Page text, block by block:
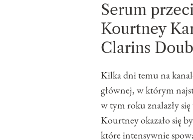
Serum
Kourtney
Clarins
Kilka dni temu na
głównej, w którym
w tym roku znalazły
Kourtney okazało się
które intensywnie